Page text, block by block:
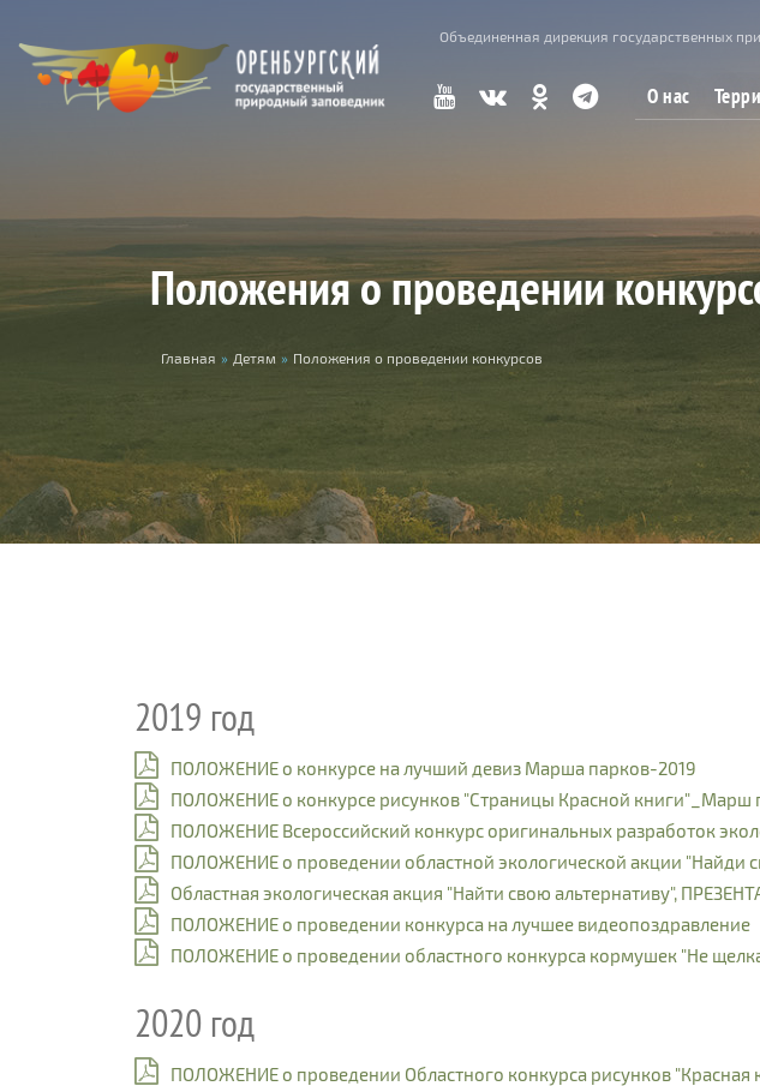
Объединенная дирекция государственных
О нас
Положения о проведении
Вы здесь
Главная » Детям » Положения о проведении конкурсов
2019 год
ПОЛОЖЕНИЕ о конкурсе на лучший девиз Марша парков-2019
ПОЛОЖЕНИЕ о конкурсе рисунков "Страницы Красной книги"_Марш
ПОЛОЖЕНИЕ Всероссийский конкурс оригинальных разработок
ПОЛОЖЕНИЕ о проведении областной экологической акции "Найди
Областная экологическая акция "Найти свою альтернативу",
ПОЛОЖЕНИЕ о проведении конкурса на лучшее видеопоздравление
ПОЛОЖЕНИЕ о проведении областного конкурса кормушек "Не
2020 год
ПОЛОЖЕНИЕ о проведении Областного конкурса рисунков "Красная